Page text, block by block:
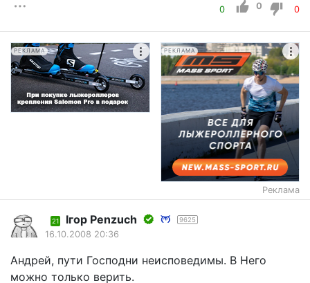
0 0 0
РЕКЛАМА РЕКЛАМА
Реклама
21 Iгор Penzuch 9625
16.10.2008 20:36
Андрей, пути Господни неисповедимы. В Него
можно только верить.